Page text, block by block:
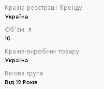
Країна реєстрації бренду
Україна
Об'єм, л
10
Країна-виробник товару
Україна
Вікова група
Від 12 Років